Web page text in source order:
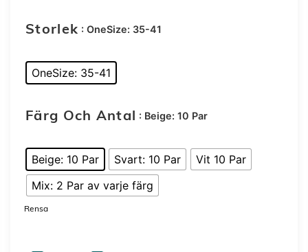
Storlek : OneSize: 35-41
OneSize: 35-41
Färg Och Antal : Beige: 10 Par
Beige: 10 Par Svart: 10 Par
Vit 10 Par
Mix: 2 Par av varje färg
Rensa